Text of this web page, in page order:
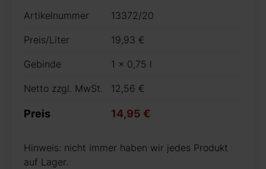
Artikelnummer 13372/20
Preis/Liter 19,93 €
Gebinde 1 x 0,75 l
Netto zzgl. MwSt. 12,56 €
Preis 14,95 €
Hinweis: nicht immer haben wir jedes Produkt
auf Lager.